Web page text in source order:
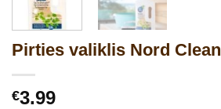
Pirties valiklis Nord Clean
€3.99